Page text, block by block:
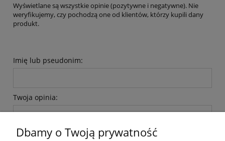
Wyświetlane są wszystkie opinie (pozytywne i negatywne). Nie
weryfikujemy, czy pochodzą one od klientów, którzy kupili dany
produkt.
Imię lub pseudonim:
Twoja opinia:
Dbamy o Twoją prywatność